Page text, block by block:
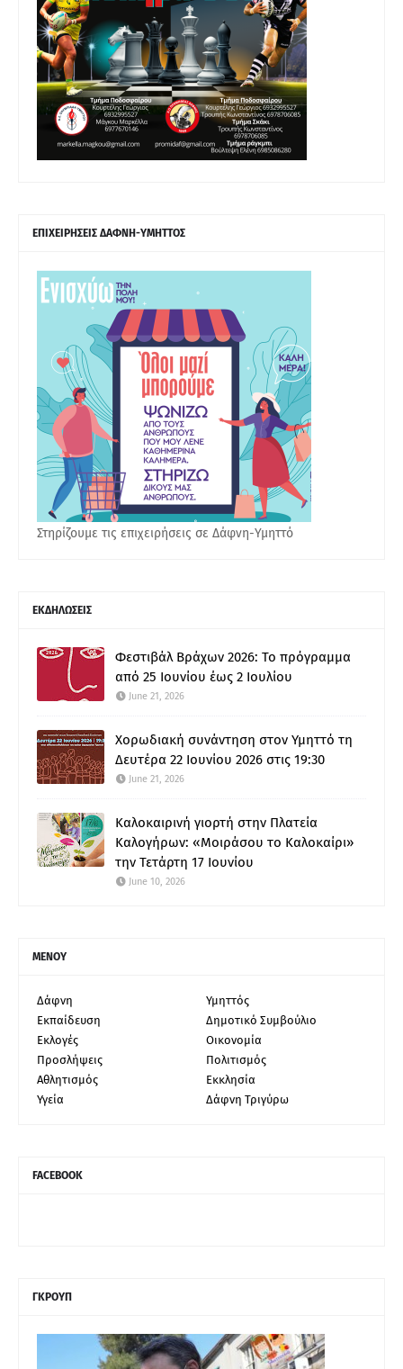
ΕΠΙΧΕΙΡΗΣΕΙΣ ΔΑΦΝΗ-ΥΜΗΤΤΟΣ
Στηρίζουμε τις επιχειρήσεις σε Δάφνη-Υμηττό
ΕΚΔΗΛΩΣΕΙΣ
Φεστιβάλ Βράχων 2026: Το πρόγραμμα
από 25 Ιουνίου έως 2 Ιουλίου
June 21, 2026
Χορωδιακή συνάντηση στον Υμηττό τη
Δευτέρα 22 Ιουνίου 2026 στις 19:30
June 21, 2026
Καλοκαιρινή γιορτή στην Πλατεία
Καλογήρων: «Μοιράσου το Καλοκαίρι»
την Τετάρτη 17 Ιουνίου
June 10, 2026
ΜΕΝΟΥ
Δάφνη
Υμηττός
Εκπαίδευση
Δημοτικό Συμβούλιο
Εκλογές
Οικονομία
Προσλήψεις
Πολιτισμός
Αθλητισμός
Εκκλησία
Υγεία
Δάφνη Τριγύρω
FACEBOOK
ΓΚΡΟΥΠ